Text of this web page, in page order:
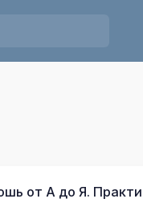
от А до Я.